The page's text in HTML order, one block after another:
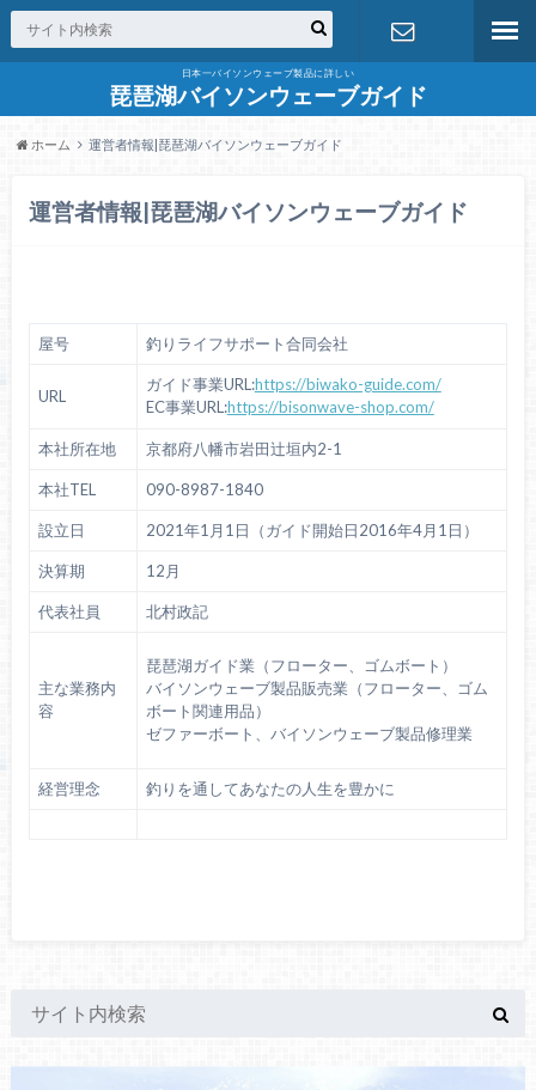
日本一バイソンウェーブ製品に詳しい
琵琶湖バイソンウェーブガイド
お問合せ
ホーム 運営者情報|琵琶湖バイソンウェーブガイド
運営者情報|琵琶湖バイソンウェーブガイド
屋号 釣りライフサポート合同会社
URL
ガイド事業URL:https://biwako-guide.com/
EC事業URL:https://bisonwave-shop.com/
本社所在地 京都府八幡市岩田辻垣内2-1
本社TEL 090-8987-1840
設立日 2021年1月1日（ガイド開始日2016年4月1日）
決算期 12月
代表社員 北村政記
主な業務内
容
琵琶湖ガイド業（フローター、ゴムボート）
バイソンウェーブ製品販売業（フローター、ゴム
ボート関連用品）
ゼファーボート、バイソンウェーブ製品修理業
経営理念 釣りを通してあなたの人生を豊かに